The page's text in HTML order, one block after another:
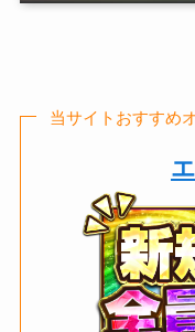
当サイトおすすめ